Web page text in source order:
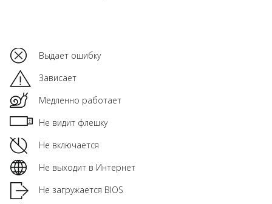
Выдает ошибку
Зависает
Медленно работает
Не видит флешку
Не включается
Не выходит в Интернет
Не загружается BIOS